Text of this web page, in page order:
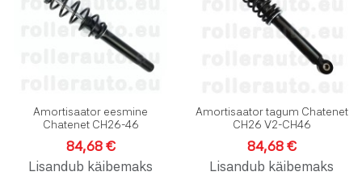
Amortisaator eesmine
Chatenet CH26-46
84,68 €
Lisandub käibemaks
Amortisaator tagum Chatenet
CH26 V2-CH46
84,68 €
Lisandub käibemaks